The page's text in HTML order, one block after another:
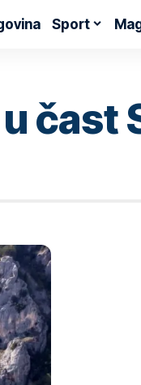
Sport
čast